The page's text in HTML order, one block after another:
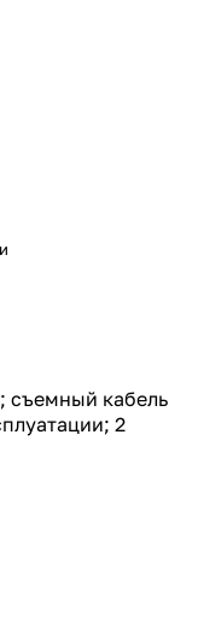
съемный кабель
2